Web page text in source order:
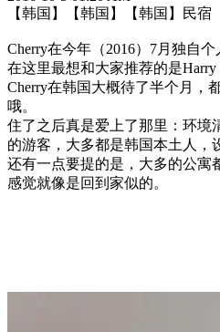
【韩国】【韩国】【韩国】民宿
Cherry在今年（2016）7月独自个
在这里最想和大家推荐的是Harry
Cherry在韩国大概待了半个月，
哦。
住了之后真是爱上了那里：环境
的游客，大多都是韩国本土人，
还有一点要提的是，大多的公寓
感觉就像是回到家似的。